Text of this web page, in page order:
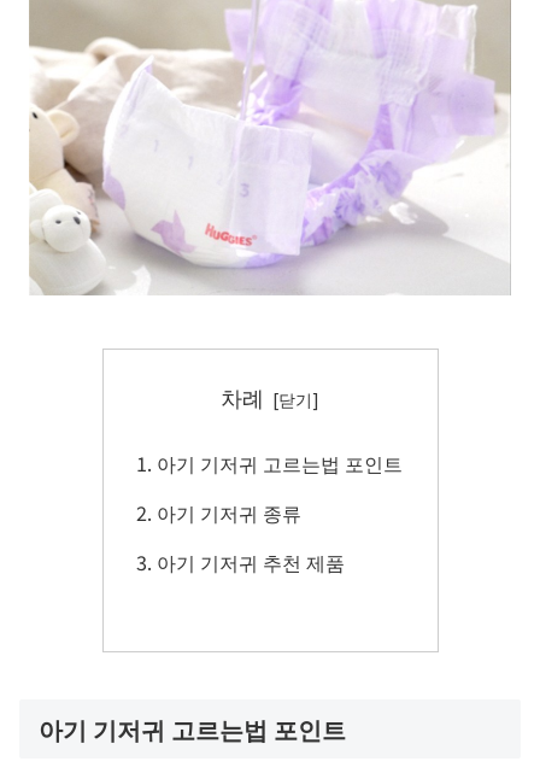
차례
아기 기저귀 고르는법 포인트
아기 기저귀 종류
아기 기저귀 추천 제품
아기 기저귀 고르는법 포인트